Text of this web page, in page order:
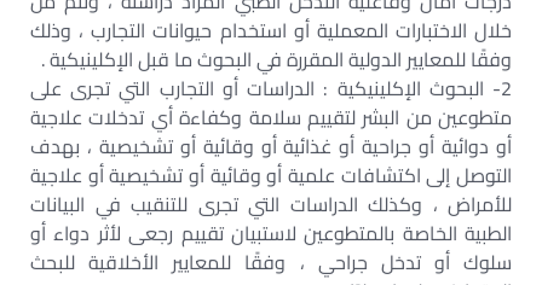
خلال الاختبارات المعملية أو استخدام حيوانات التجارب ، وذلك
وفقًا للمعايير الدولية المقررة في البحوث ما قبل الإكلينيكية .
2- البحوث الإكلينيكية : الدراسات أو التجارب التي تجرى على
متطوعين من البشر لتقييم سلامة وكفاءة أي تدخلات علاجية
أو دوائية أو جراحية أو غذائية أو وقائية أو تشخيصية ، بهدف
التوصل إلى اكتشافات علمية أو وقائية أو تشخيصية أو علاجية
للأمراض ، وكذلك الدراسات التي تجرى للتنقيب في البيانات
الطبية الخاصة بالمتطوعين لاستبيان تقييم رجعى لأثر دواء أو
سلوك أو تدخل جراحي ، وفقًا للمعايير الأخلاقية للبحث